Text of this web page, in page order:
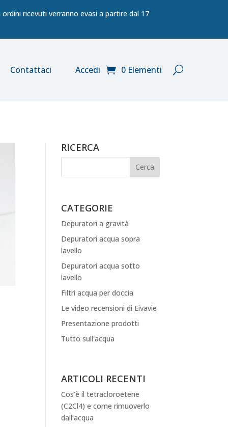
ricevuti verranno evasi a partire dal 17
Contattaci Accedi 0 Elementi
RICERCA
CATEGORIE
Depuratori a gravità
Depuratori acqua sopra
lavello
Depuratori acqua sotto
lavello
Filtri acqua per doccia
Le video recensioni di Eivavie
Presentazione prodotti
Tutto sull'acqua
ARTICOLI RECENTI
Cos’è il tetracloroetene
(C2Cl4) e come rimuoverlo
dall’acqua